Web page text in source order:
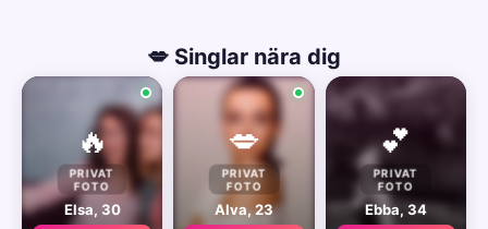
💋 Singlar nära dig
🔥
PRIVAT
FOTO
Elsa, 30
💋
PRIVAT
FOTO
Alva, 23
💕
PRIVAT
FOTO
Ebba, 34